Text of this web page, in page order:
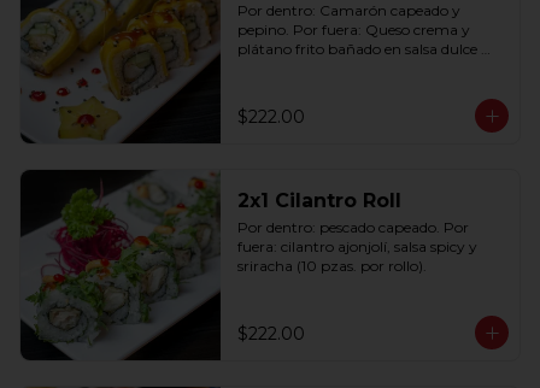
Por dentro: Camarón capeado y
pepino. Por fuera: Queso crema y
plátano frito bañado en salsa dulce
$222.00
2x1 Cilantro Roll
Por dentro: pescado capeado. Por
fuera: cilantro ajonjolí, salsa spicy y
sriracha (10 pzas. por rollo).
$222.00